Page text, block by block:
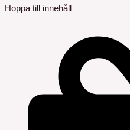
Hoppa till innehåll